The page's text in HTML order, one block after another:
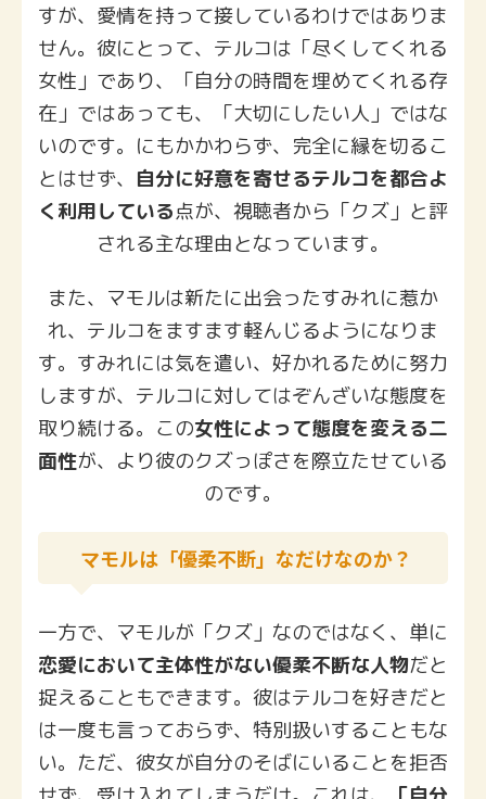
すが、愛情を持って接しているわけではありま
せん。彼にとって、テルコは「尽くしてくれる
女性」であり、「自分の時間を埋めてくれる存
在」ではあっても、「大切にしたい人」ではな
いのです。にもかかわらず、完全に縁を切るこ
とはせず、 自分に好意を寄せるテルコを都合よ
く利用している点が、視聴者から「クズ」と評
される主な理由となっています。
また、マモルは新たに出会ったすみれに惹か
れ、テルコをますます軽んじるようになりま
す。すみれには気を遣い、好かれるために努力
しますが、テルコに対してはぞんざいな態度を
取り続ける。この女性によって態度を変える二
面性が、より彼のクズっぽさを際立たせている
のです。
マモルは「優柔不断」なだけなのか？
一方で、マモルが「クズ」なのではなく、単に
恋愛において主体性がない優柔不断な人物だと
捉えることもできます。彼はテルコを好きだと
は一度も言っておらず、特別扱いすることもな
い。ただ、彼女が自分のそばにいることを拒否